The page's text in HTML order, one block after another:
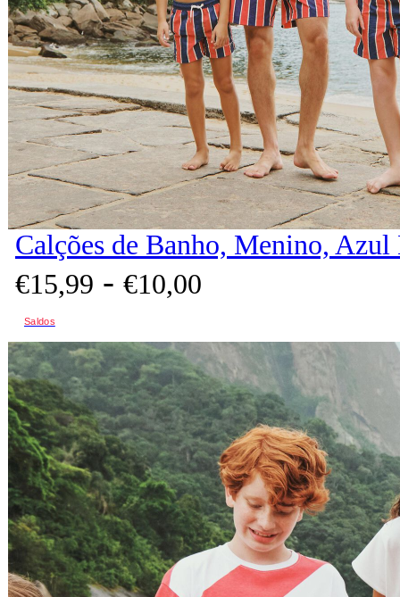
Calções de Banho, Menino, Azul
€15,99 - €10,00
Saldos